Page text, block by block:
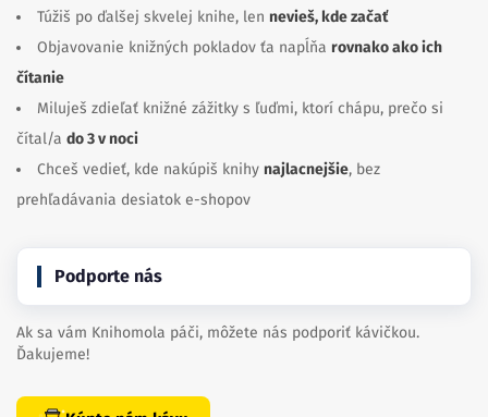
Túžiš po ďalšej skvelej knihe, len nevieš, kde začať
Objavovanie knižných pokladov ťa napĺňa rovnako ako ich
čítanie
Miluješ zdieľať knižné zážitky s ľuďmi, ktorí chápu, prečo si
čítal/a do 3 v noci
Chceš vedieť, kde nakúpiš knihy najlacnejšie, bez
prehľadávania desiatok e-shopov
Podporte nás
Ak sa vám Knihomola páči, môžete nás podporiť kávičkou.
Ďakujeme!